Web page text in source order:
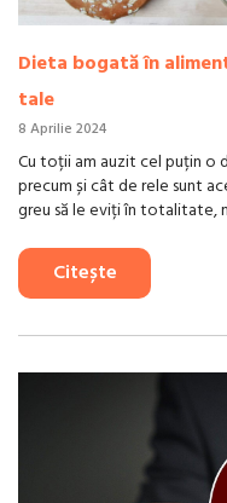
Dieta bogată în
tale
8 Aprilie 2024
Cu toții am auzit cel puțin o
precum și cât de rele sunt
greu să le eviți în totalitate,
Citește